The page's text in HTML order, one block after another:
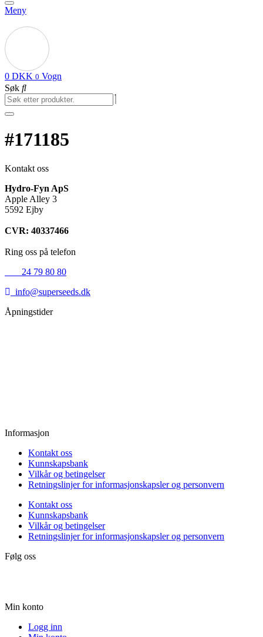
Meny
0 DKK 0 Vogn
Søk
#171185
Kontakt oss
Hydro-Fyn ApS
Apple Alley 3
5592 Ejby
CVR: 40337466
Ring oss på telefon
24 79 80 80
info@superseeds.dk
Åpningstider
Informasjon
Kontakt oss
Kunnskapsbank
Vilkår og betingelser
Retningslinjer for informasjonskapsler og personvern
Kontakt oss
Kunnskapsbank
Vilkår og betingelser
Retningslinjer for informasjonskapsler og personvern
Følg oss
Min konto
Logg inn